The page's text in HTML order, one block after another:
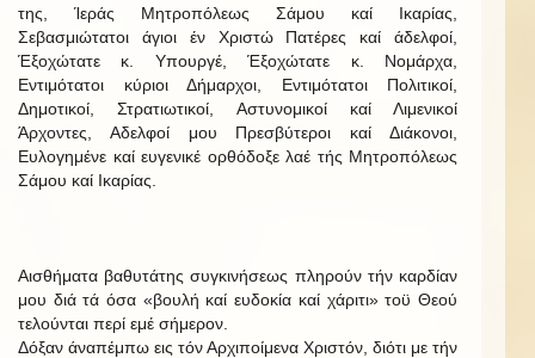
της, Ίεράς Μητροπόλεως Σάμου καί Ικαρίας,
Σεβασμιώτατοι άγιοι έν Χριστώ Πατέρες καί άδελφοί,
Έξοχώτατε κ. Υπουργέ, Έξοχώτατε κ. Νομάρχα,
Εντιμότατοι κύριοι Δήμαρχοι, Εντιμότατοι Πολιτικοί,
Δημοτικοί, Στρατιωτικοί, Αστυνομικοί καί Λιμενικοί
Άρχοντες, Αδελφοί μου Πρεσβύτεροι καί Διάκονοι,
Ευλογημένε καί ευγενικέ ορθόδοξε λαέ τής Μητροπόλεως
Σάμου καί Ικαρίας.
Αισθήματα βαθυτάτης συγκινήσεως πληρούν τήν καρδίαν
μου διά τά όσα «βουλή καί ευδοκία καί χάριτι» τοϋ Θεού
τελούνται περί εμέ σήμερον.
Δόξαν άναπέμπω εις τόν Αρχιποίμενα Χριστόν, διότι με τήν